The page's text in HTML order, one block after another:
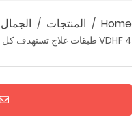
Home المنتجات الجمال
VDHF 4 طبقات علاج تستهدف كل طبقة من طبقات الجلد